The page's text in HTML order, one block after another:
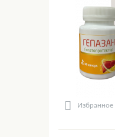
Избранное